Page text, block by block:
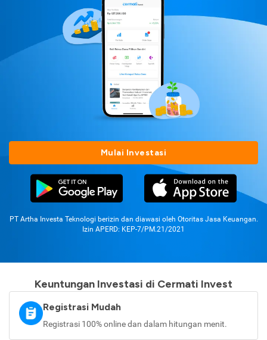
Mulai Investasi
PT Artha Investa Teknologi berizin dan diawasi oleh Otoritas Jasa Keuangan.
Izin APERD: KEP-7/PM.21/2021
Keuntungan Investasi di Cermati Invest
Registrasi Mudah
Registrasi 100% online dan dalam hitungan menit.